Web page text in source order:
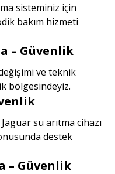
sisteminiz için
bakım hizmeti
– Güvenlik
ve teknik
bölgesindeyiz.
su arıtma cihazı
destek
– Güvenlik